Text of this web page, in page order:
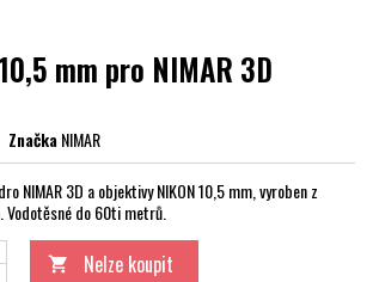
mm pro NIMAR 3D
ZnačkaNIMAR
NIMAR 3D a objektivy NIKON 10,5 mm, vyroben z
Vodotěsné do 60ti metrů.
 Nelze koupit